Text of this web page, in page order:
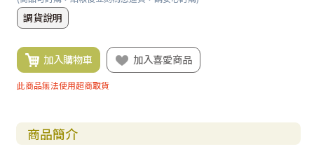
調貨說明
加入購物車 加入喜愛商品
此商品無法使用超商取貨
商品簡介